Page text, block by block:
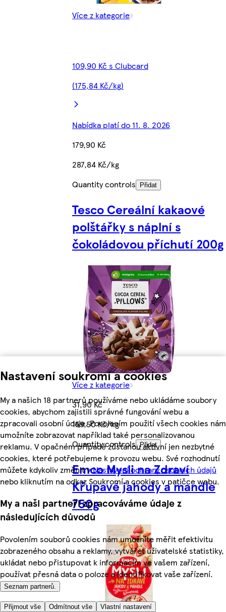
Nastavení soukromí a cookies
My a našich 18 partnerů používáme nebo ukládáme soubory
cookies, abychom zajistili správné fungování webu a
zpracovali osobní údaje. Povolením použití všech cookies nám
umožníte zobrazovat například také personalizovanou
reklamu. V opačném případě zůstanou aktivní jen nezbytné
cookies, které potřebujeme k provozu webu. Své rozhodnutí
můžete kdykoliv změnit vNastavení ochrany osobních údajů
nebo kliknutím na odkaz Soukromí a cookies v patičce webu.
My a naši partneři zpracováváme údaje z
následujících důvodů
Povolením souborů cookies nám umožníte měřit efektivitu
zobrazeného obsahu a reklamy, vytvářet uživatelské statistiky,
ukládat nebo přistupovat k informacím ve vašem zařízení,
používat přesná data o poloze a identifikovat vaše zařízení.
Seznam partnerů.
Přijmout vše Odmítnout vše Vlastní nastavení
Více z kategorie
109,90 Kč s Clubcard
(175,84 Kč/kg)
Nabídka platí do 11. 8. 2026
179,90 Kč
287,84 Kč/kg
Quantity controls
Přidat
Tesco Cereální kakaové
polštářky s náplní s
čokoládovou příchutí 200g
Více z kategorie
31,90 Kč
159,50 Kč/kg
Quantity controls Přidat
Emco Mysli na Zdraví
Křupavé jahody a mandle
750g